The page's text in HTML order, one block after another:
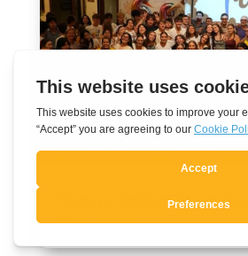
Rumo à JMJ 2027 em Seul